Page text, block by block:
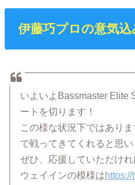
伊藤巧プロの意気込
いよいよBassmaster Elite
ートを切ります！
この様な状況下ではあり
で戦ってきてくれると思い
ぜひ、応援していただけれ
ウェイインの模様は